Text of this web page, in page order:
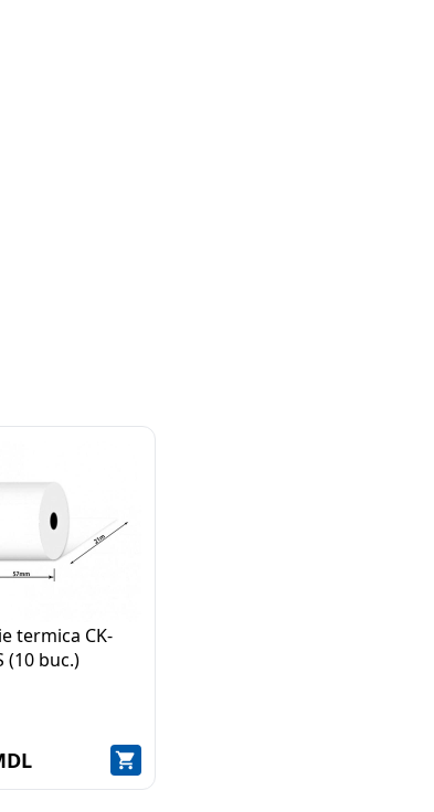
termica CK-
(10 buc.)